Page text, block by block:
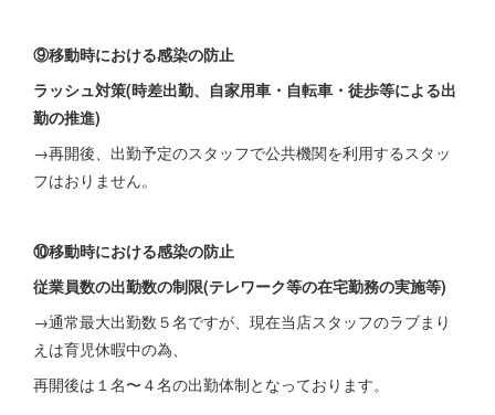
⑨移動時における感染の防止
ラッシュ対策(時差出勤、自家用車・自転車・徒歩等による出
勤の推進)
→再開後、出勤予定のスタッフで公共機関を利用するスタッ
フはおりません。
⑩移動時における感染の防止
従業員数の出勤数の制限(テレワーク等の在宅勤務の実施等)
→通常最大出勤数５名ですが、現在当店スタッフのラブまり
えは育児休暇中の為、
再開後は１名〜４名の出勤体制となっております。